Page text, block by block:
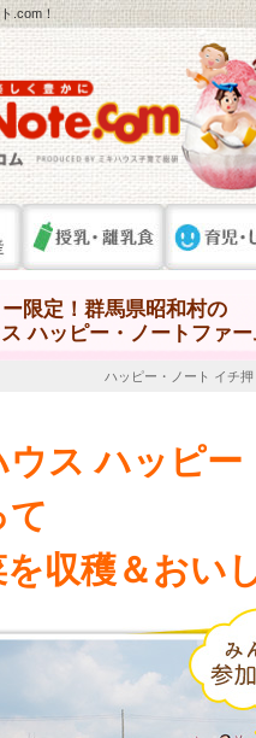
.com！
限定！群馬県昭和村の
ス ハッピー・ノートファ
ハッピー・ノート イチ
ウス ハッピ
て
を収穫＆おい